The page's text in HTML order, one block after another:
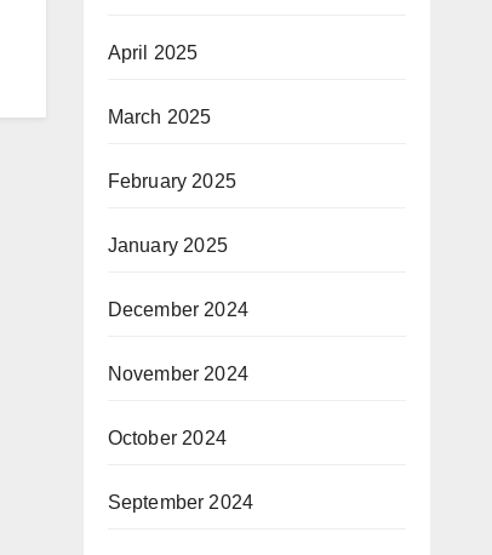
April 2025
March 2025
February 2025
January 2025
December 2024
November 2024
October 2024
September 2024